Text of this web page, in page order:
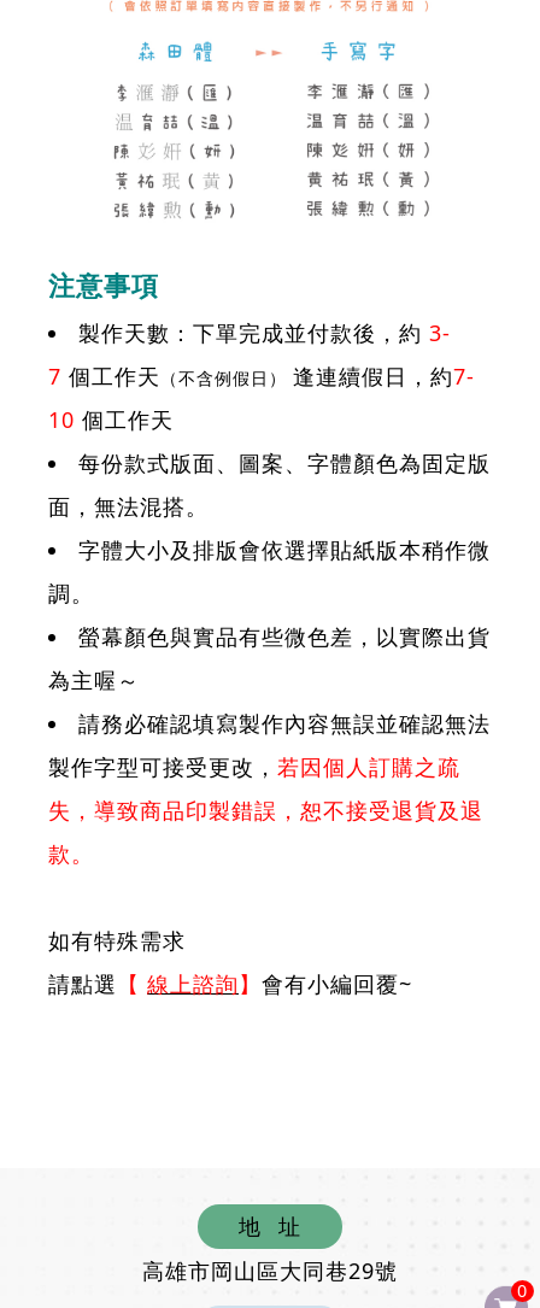
0
注意事項
製作天數：下單完成並付款後，約 3-
7 個工作天 （不含例假日） 逢連續假日，約7-
10 個工作天
每份款式版面、圖案、字體顏色為固定版
面，無法混搭。
字體大小及排版會依選擇貼紙版本稍作微
調。
螢幕顏色與實品有些微色差，以實際出貨
為主喔～
請務必確認填寫製作內容無誤並確認無法
製作字型可接受更改， 若因個人訂購之疏
失，導致商品印製錯誤，恕不接受退貨及退
款。
如有特殊需求
請點選 【 線上諮詢】 會有小編回覆~
地
址
高雄市岡山區大同巷29號